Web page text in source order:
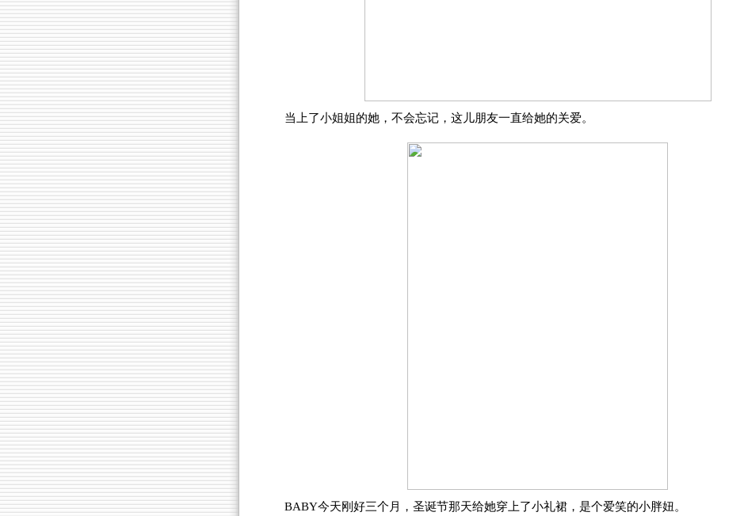
当上了小姐姐的她，不会忘记，这儿朋友一直给她的关爱。
BABY今天刚好三个月，圣诞节那天给她穿上了小礼裙，是个爱笑的小胖妞。